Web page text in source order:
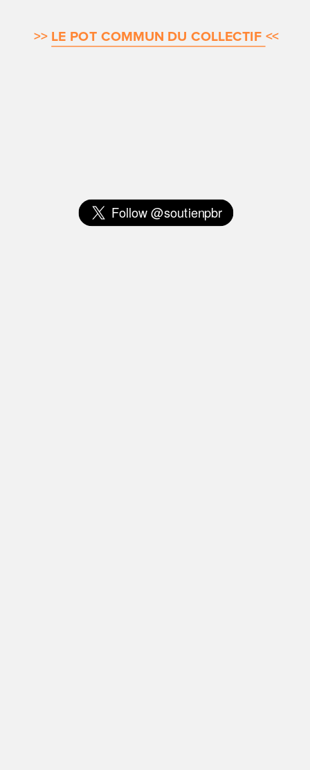
>> LE POT COMMUN DU COLLECTIF <<